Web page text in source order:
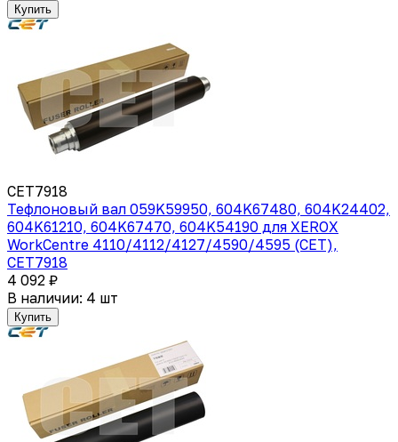
Купить
CET7918
Тефлоновый вал 059K59950, 604K67480, 604K24402,
604K61210, 604K67470, 604K54190 для XEROX
WorkCentre 4110/4112/4127/4590/4595 (CET),
CET7918
4 092 ₽
В наличии: 4 шт
Купить